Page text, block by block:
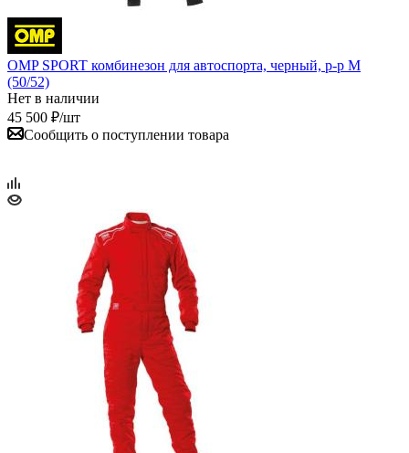
OMP SPORT комбинезон для автоспорта, черный, р-р M
(50/52)
Нет в наличии
45 500 ₽/шт
Сообщить о поступлении товара